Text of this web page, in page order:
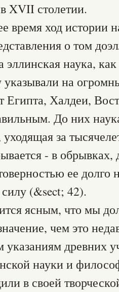
XVII столетии.
время ход истории
о том
эллинская наука,
на
Египта, Халдеи,
До них
за
- в
ее
(&sect; 42).
ясным, что мы
чем это
древних
науки и
в своей